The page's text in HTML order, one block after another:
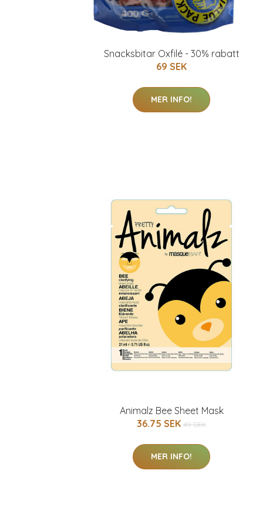
Snacksbitar Oxfilé - 30% rabatt
69 SEK
MER INFO!
Animalz Bee Sheet Mask
36.75 SEK 49 SEK
MER INFO!